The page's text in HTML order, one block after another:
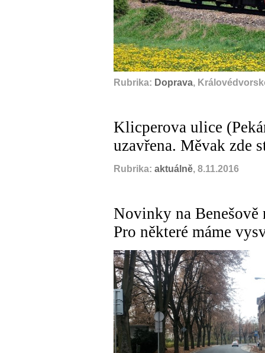
Rubrika: Doprava,
Klicperova ulice
uzavřena. Měvak zde
Rubrika: aktuálně, 8.11.2016
Novinky na
Pro některé máme